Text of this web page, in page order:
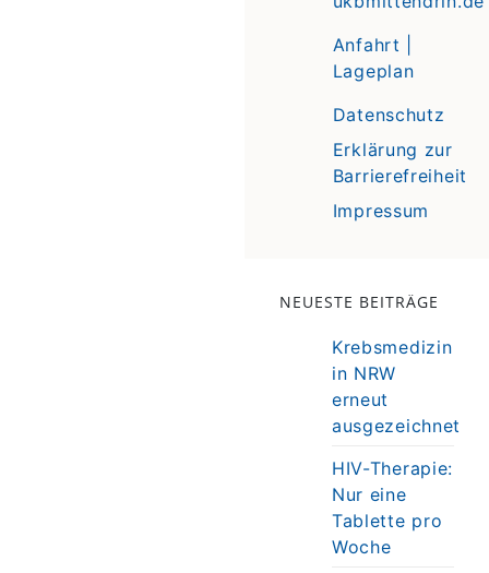
Anfahrt |
Lageplan
Datenschutz
Erklärung zur
Barrierefreiheit
Impressum
NEUESTE BEITRÄGE
Krebsmedizin
in NRW
erneut
ausgezeichnet
HIV-Therapie:
Nur eine
Tablette pro
Woche